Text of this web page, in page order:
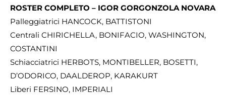
ROSTER COMPLETO – IGOR GORGONZOLA NOVARA
Palleggiatrici HANCOCK, BATTISTONI
Centrali CHIRICHELLA, BONIFACIO, WASHINGTON,
COSTANTINI
Schiacciatrici HERBOTS, MONTIBELLER, BOSETTI,
D’ODORICO, DAALDEROP, KARAKURT
Liberi FERSINO, IMPERIALI